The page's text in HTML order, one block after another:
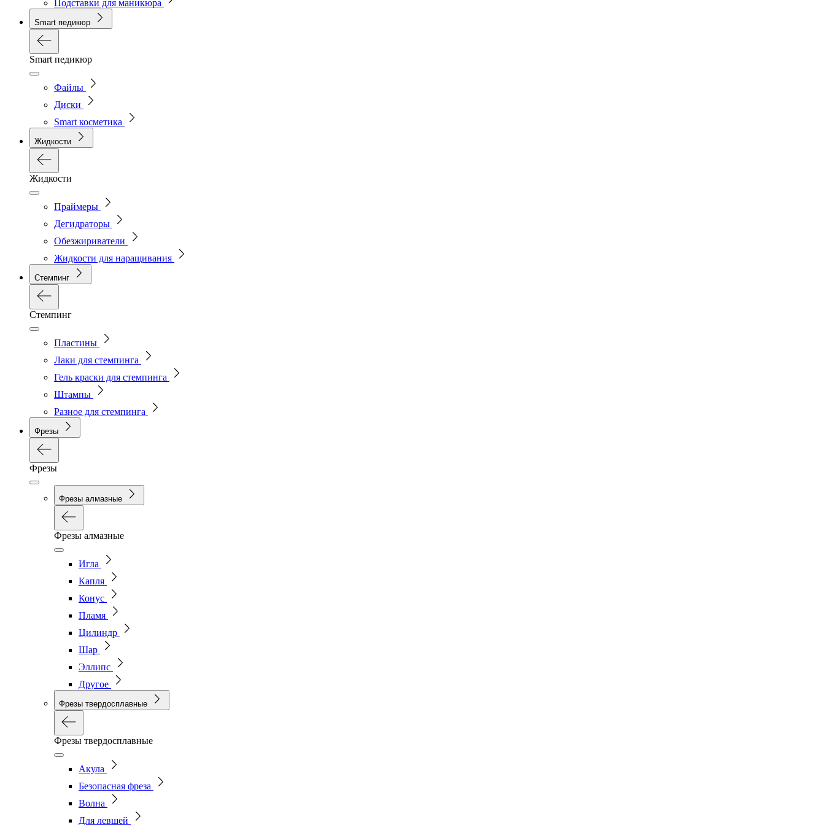
Подставки для маникюра
Smart педикюр
Smart педикюр
Файлы
Диски
Smart косметика
Жидкости
Жидкости
Праймеры
Дегидраторы
Обезжириватели
Жидкости для наращивания
Стемпинг
Стемпинг
Пластины
Лаки для стемпинга
Гель краски для стемпинга
Штампы
Разное для стемпинга
Фрезы
Фрезы
Фрезы алмазные
Фрезы алмазные
Игла
Капля
Конус
Пламя
Цилиндр
Шар
Эллипс
Другое
Фрезы твердосплавные
Фрезы твердосплавные
Акула
Безопасная фреза
Волна
Для левшей